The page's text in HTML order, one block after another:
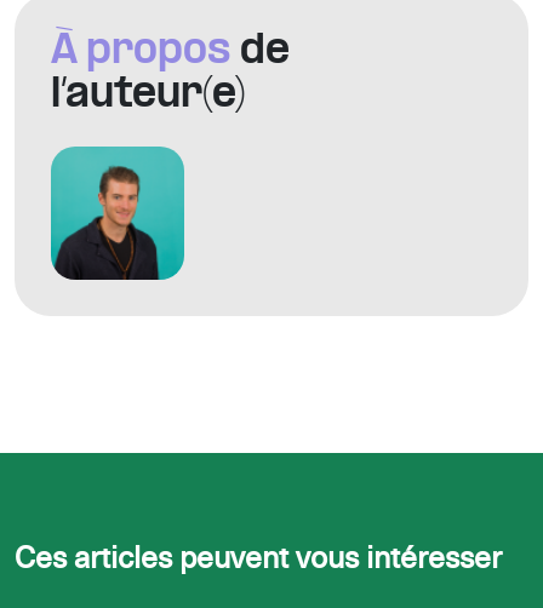
À propos de
l’auteur(e)
Ces articles peuvent vous intéresser